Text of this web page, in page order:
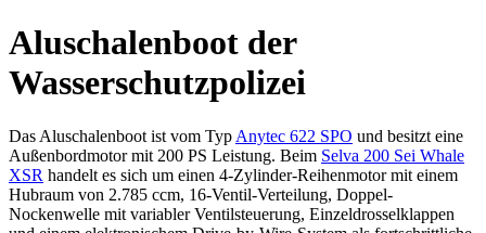
Aluschalenboot der
Wasserschutzpolizei
Das Aluschalenboot ist vom Typ Anytec 622 SPO und besitzt eine
Außenbordmotor mit 200 PS Leistung. Beim Selva 200 Sei Whale
XSR handelt es sich um einen 4-Zylinder-Reihenmotor mit einem
Hubraum von 2.785 ccm, 16-Ventil-Verteilung, Doppel-
Nockenwelle mit variabler Ventilsteuerung, Einzeldrosselklappen